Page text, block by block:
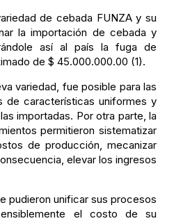
de cebada FUNZA y su
la importación de cebada y
así al país la fuga de
de $ 45.000.000.00 (1).
variedad, fue posible para las
de características uniformes y
importadas. Por otra parte, la
permitieron sistematizar
de producción, mecanizar
elevar los ingresos
pudieron unificar sus procesos
el costo de su